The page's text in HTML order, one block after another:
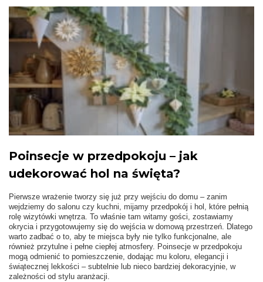
Poinsecje w przedpokoju – jak
udekorować hol na święta?
Pierwsze wrażenie tworzy się już przy wejściu do domu – zanim
wejdziemy do salonu czy kuchni, mijamy przedpokój i hol, które pełnią
rolę wizytówki wnętrza. To właśnie tam witamy gości, zostawiamy
okrycia i przygotowujemy się do wejścia w domową przestrzeń. Dlatego
warto zadbać o to, aby te miejsca były nie tylko funkcjonalne, ale
również przytulne i pełne ciepłej atmosfery. Poinsecje w przedpokoju
mogą odmienić to pomieszczenie, dodając mu koloru, elegancji i
świątecznej lekkości – subtelnie lub nieco bardziej dekoracyjnie, w
zależności od stylu aranżacji.